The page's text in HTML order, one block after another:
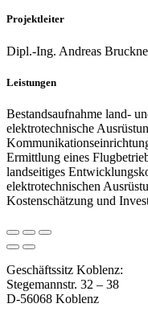
Projektleiter
Dipl.-Ing. Andreas
Leistungen
Bestandsaufnahme land-
elektrotechnische
Ermittlung eines
landseitiges
elektrotechnischen
Kostenschätzung und
Geschäftssitz Koblenz:
Stegemannstr. 32 – 38
D-56068 Koblenz